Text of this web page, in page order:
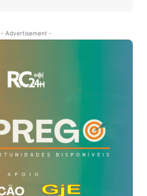
- Advertisement -